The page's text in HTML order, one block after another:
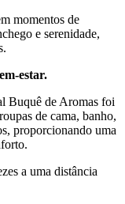
momentos de
e serenidade,
estar.
Buquê de Aromas foi
de cama, banho,
proporcionando uma
a uma distância